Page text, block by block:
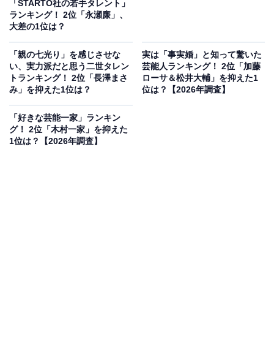
View this post on Instagram
「STARTO社の若手タレント」
ランキング！ 2位「永瀬廉」、
大差の1位は？
「親の七光り」を感じさせな
い、実力派だと思う二世タレン
トランキング！ 2位「長澤まさ
み」を抑えた1位は？
実は「事実婚」と知って驚いた
芸能人ランキング！ 2位「加藤
ローサ＆松井大輔」を抑えた1
位は？【2026年調査】
「好きな芸能一家」ランキン
グ！ 2位「木村一家」を抑えた
1位は？【2026年調査】